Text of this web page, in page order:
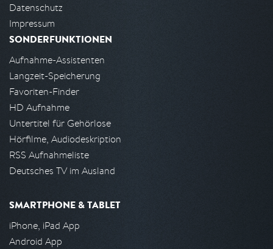
Datenschutz
Impressum
SONDERFUNKTIONEN
Aufnahme-Assistenten
Langzeit-Speicherung
Favoriten-Finder
HD Aufnahme
Untertitel für Gehörlose
Hörfilme, Audiodeskription
RSS Aufnahmeliste
Deutsches TV im Ausland
SMARTPHONE & TABLET
iPhone, iPad App
Android App